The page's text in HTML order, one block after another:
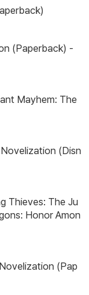
(Paperback) -
Mayhem: The
(Disn
Thieves: The Ju
Honor Amon
(Pap